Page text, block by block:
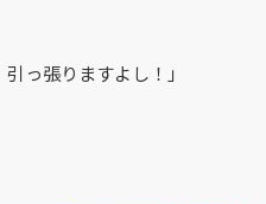
っ張りますよし！」